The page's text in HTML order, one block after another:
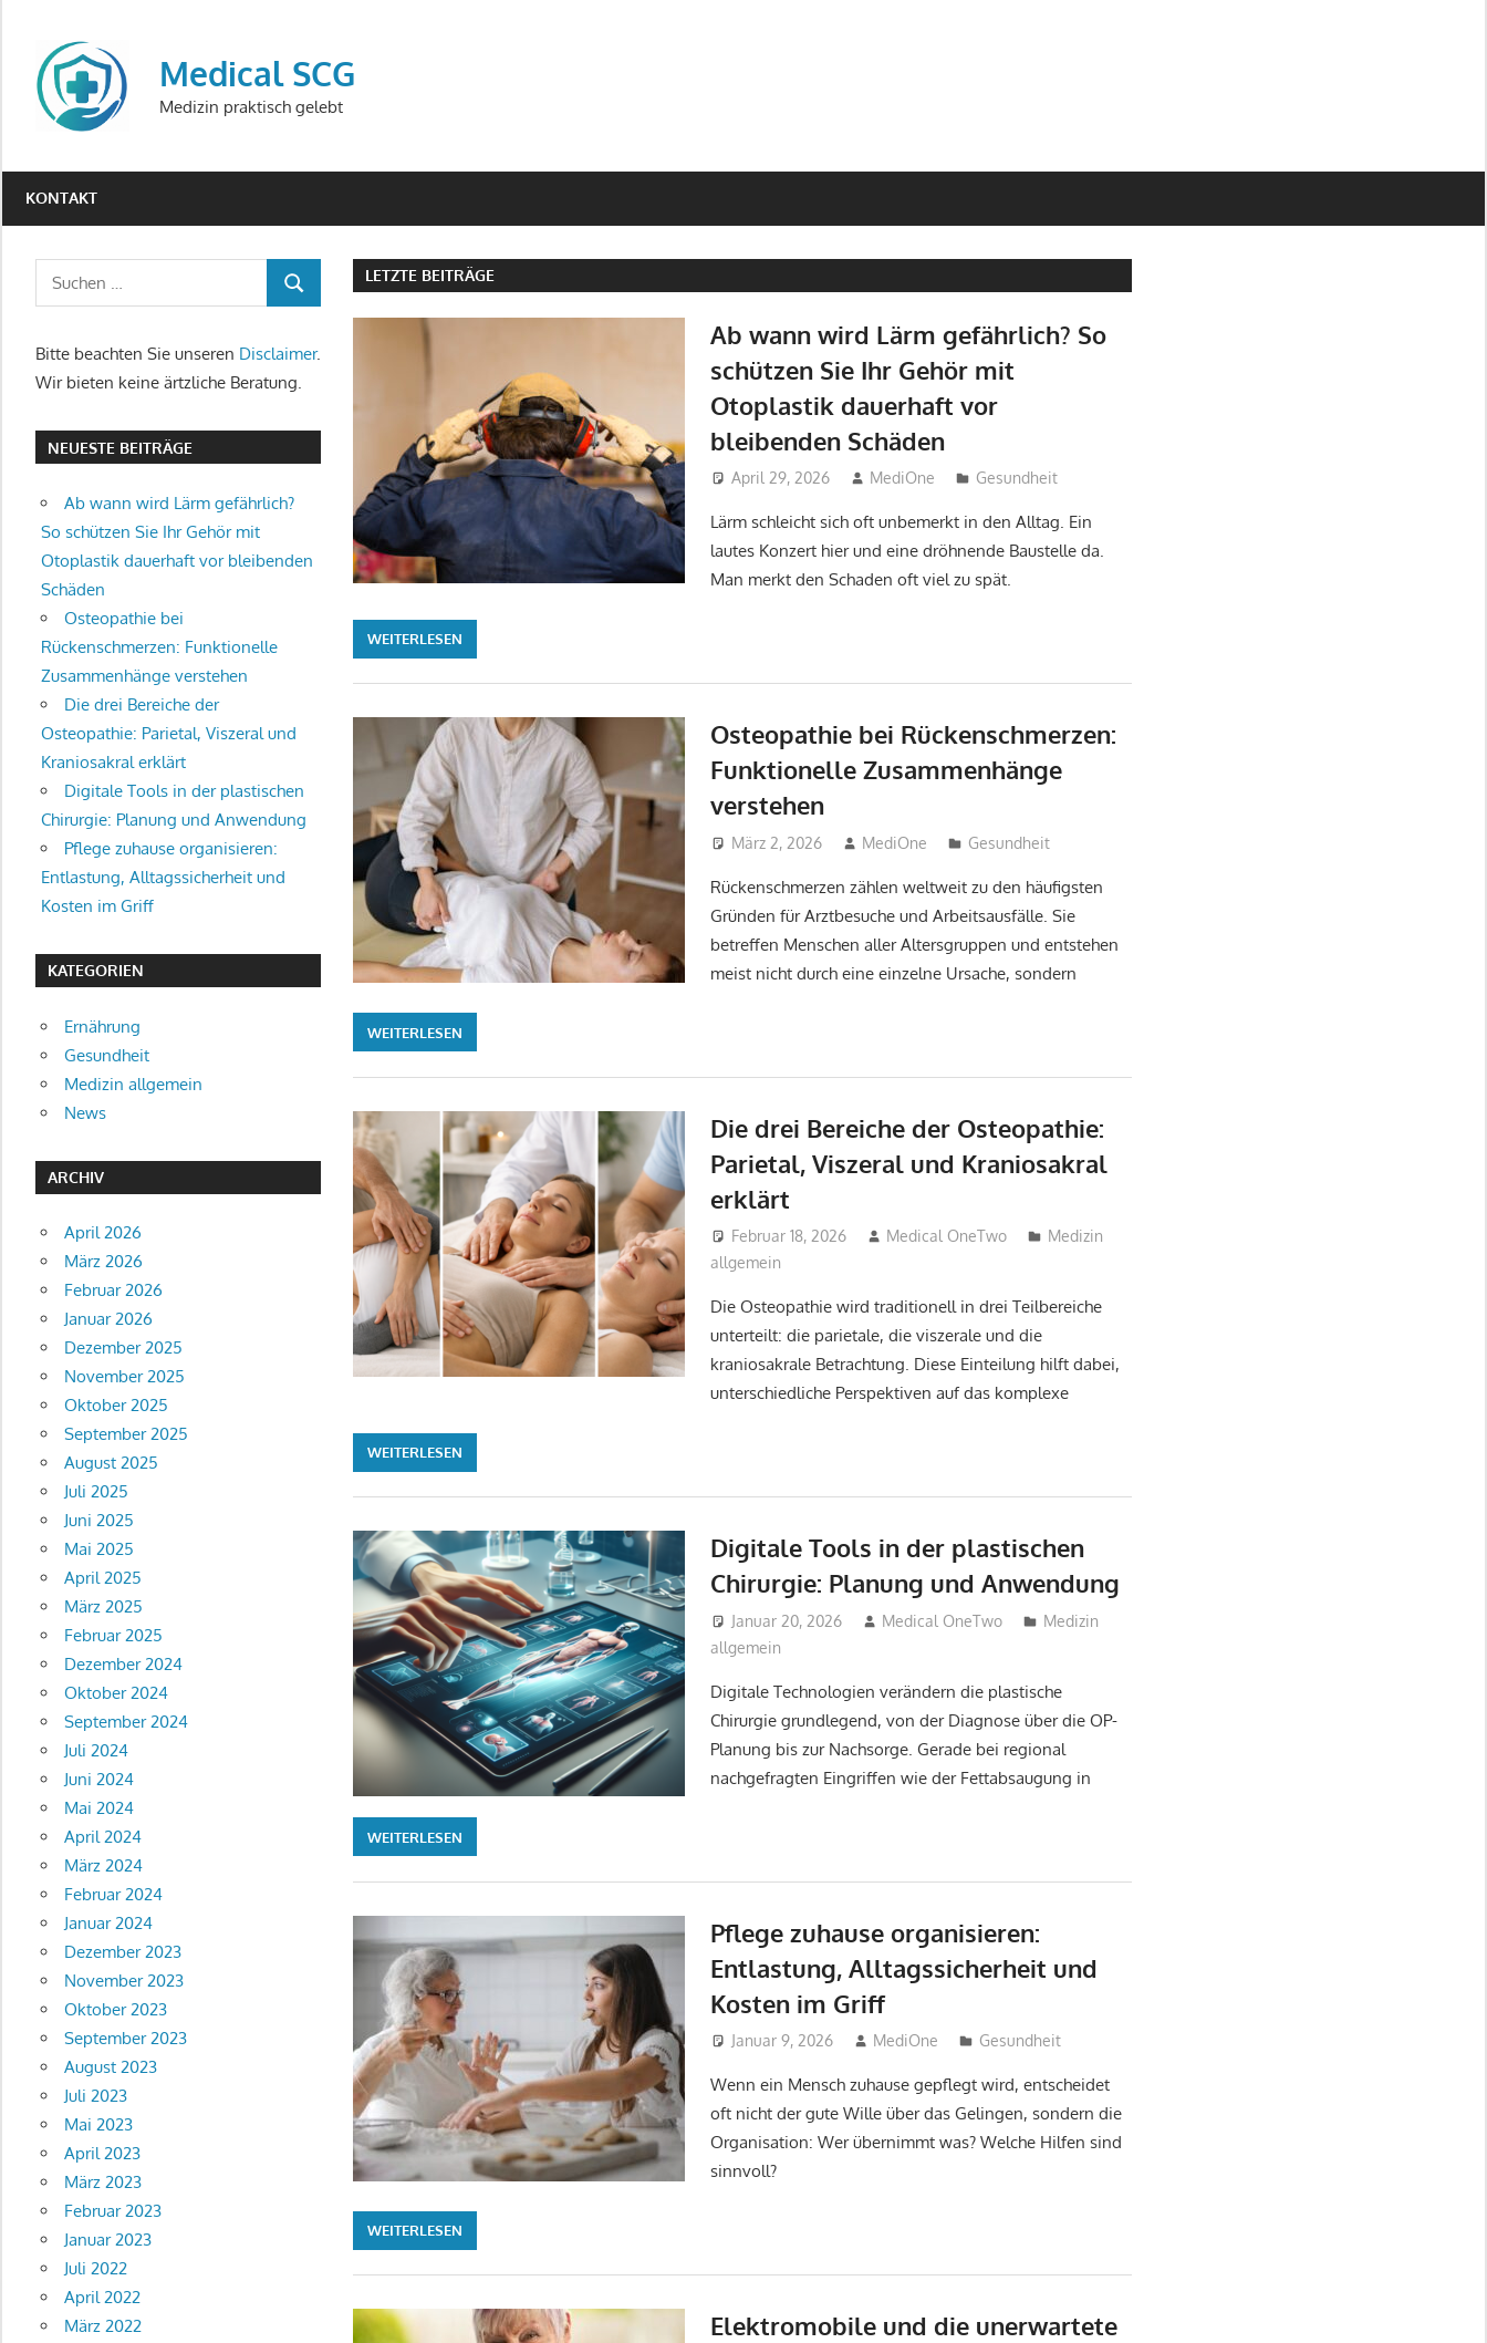
springen
Medical SCG
Medizin praktisch gelebt
KONTAKT
LETZTE BEITRÄGE
Ab wann wird Lärm gefährlich? So
schützen Sie Ihr Gehör mit
Otoplastik dauerhaft vor
bleibenden Schäden
April 29, 2026 MediOne Gesundheit
Lärm schleicht sich oft unbemerkt in den Alltag. Ein
lautes Konzert hier und eine dröhnende Baustelle da.
Man merkt den Schaden oft viel zu spät.
WEITERLESEN
Osteopathie bei Rückenschmerzen:
Funktionelle Zusammenhänge
verstehen
März 2, 2026 MediOne Gesundheit
Rückenschmerzen zählen weltweit zu den häufigsten
Gründen für Arztbesuche und Arbeitsausfälle. Sie
betreffen Menschen aller Altersgruppen und entstehen
meist nicht durch eine einzelne Ursache, sondern
WEITERLESEN
Die drei Bereiche der Osteopathie:
Parietal, Viszeral und Kraniosakral
erklärt
Februar 18, 2026 Medical OneTwo
Medizin
allgemein
Die Osteopathie wird traditionell in drei Teilbereiche
unterteilt: die parietale, die viszerale und die
kraniosakrale Betrachtung. Diese Einteilung hilft dabei,
unterschiedliche Perspektiven auf das komplexe
WEITERLESEN
Digitale Tools in der plastischen
Chirurgie: Planung und Anwendung
Januar 20, 2026 Medical OneTwo
Medizin
allgemein
Digitale Technologien verändern die plastische
Chirurgie grundlegend, von der Diagnose über die OP-
Planung bis zur Nachsorge. Gerade bei regional
nachgefragten Eingriffen wie der Fettabsaugung in
WEITERLESEN
Pflege zuhause organisieren:
Entlastung, Alltagssicherheit und
Kosten im Griff
Januar 9, 2026 MediOne Gesundheit
Wenn ein Mensch zuhause gepflegt wird, entscheidet
oft nicht der gute Wille über das Gelingen, sondern die
Organisation: Wer übernimmt was? Welche Hilfen sind
sinnvoll?
WEITERLESEN
Elektromobile und die unerwartete
Suchen
nach:
SUCHEN
Bitte beachten Sie unseren Disclaimer.
Wir bieten keine ärtzliche Beratung.
NEUESTE BEITRÄGE
Ab wann wird Lärm gefährlich?
So schützen Sie Ihr Gehör mit
Otoplastik dauerhaft vor bleibenden
Schäden
Osteopathie bei
Rückenschmerzen: Funktionelle
Zusammenhänge verstehen
Die drei Bereiche der
Osteopathie: Parietal, Viszeral und
Kraniosakral erklärt
Digitale Tools in der plastischen
Chirurgie: Planung und Anwendung
Pflege zuhause organisieren:
Entlastung, Alltagssicherheit und
Kosten im Griff
KATEGORIEN
Ernährung
Gesundheit
Medizin allgemein
News
ARCHIV
April 2026
März 2026
Februar 2026
Januar 2026
Dezember 2025
November 2025
Oktober 2025
September 2025
August 2025
Juli 2025
Juni 2025
Mai 2025
April 2025
März 2025
Februar 2025
Dezember 2024
Oktober 2024
September 2024
Juli 2024
Juni 2024
Mai 2024
April 2024
März 2024
Februar 2024
Januar 2024
Dezember 2023
November 2023
Oktober 2023
September 2023
August 2023
Juli 2023
Mai 2023
April 2023
März 2023
Februar 2023
Januar 2023
Juli 2022
April 2022
März 2022